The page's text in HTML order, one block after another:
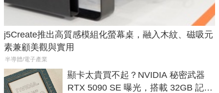
j5Create推出高質感模組化螢幕桌，融入木紋、磁吸元
素兼顧美觀與實用
半導體/電子產業
顯卡太貴買不起？NVIDIA 秘密武器
RTX 5090 SE 曝光，搭載 32GB 記憶